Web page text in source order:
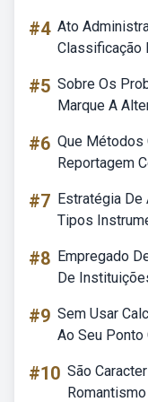
#4 Ato
Classificação
#5 Sobre Os
Marque A
#6 Que Métodos
Reportagem
#7 Estratégia De
Tipos
#8 Empregado
De
#9 Sem Usar
Ao Seu
#10 São